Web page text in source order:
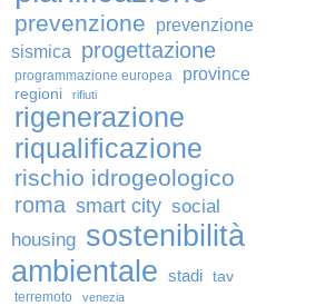
prevenzione
prevenzione
sismica
progettazione
programmazione europea province
regioni rifiuti
rigenerazione
riqualificazione
rischio idrogeologico
roma smart city social
housing sostenibilità
ambientale stadi tav
terremoto venezia